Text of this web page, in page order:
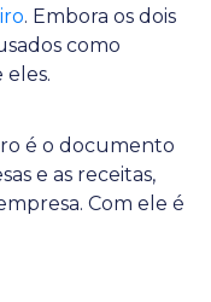
. Embora os dois
como
eles.
é o documento
e as receitas,
Com ele é